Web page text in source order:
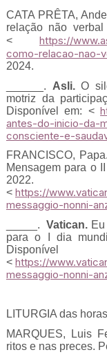
CATA PRÊTA,
relação não
<https://
como-relacao-nao-
2024.
______. Asli.O
motriz da
Disponível em: <
antes-do-inicio-da-
consciente-e-
FRANCISCO, Papa.
Mensagem para o
2022.
< https://
messaggio-nonni-
_____.Vatican.
para o I dia
< https://
messaggio-nonni-
LITURGIA das
MARQUES, Luis
ritos e nas preces.